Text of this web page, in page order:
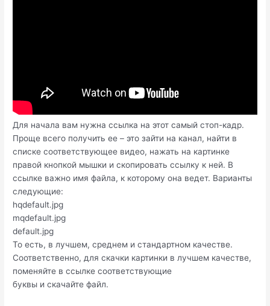
Для начала вам нужна ссылка на этот самый стоп-кадр.
Проще всего получить ее – это зайти на канал, найти в
списке соответствующее видео, нажать на картинке
правой кнопкой мышки и скопировать ссылку к ней. В
ссылке важно имя файла, к которому она ведет. Варианты
следующие:
hqdefault.jpg
mqdefault.jpg
default.jpg
То есть, в лучшем, среднем и стандартном качестве.
Соответственно, для скачки картинки в лучшем качестве,
поменяйте в ссылке соответствующие
буквы и скачайте файл.